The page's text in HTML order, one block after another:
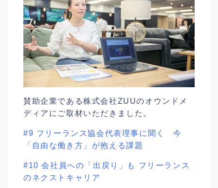
賛助企業である株式会社ZUUのオウンドメ
ディアにご取材いただきました。
#9 フリーランス協会代表理事に聞く 今
「自由な働き方」が抱える課題
#10 会社員への「出戻り」も フリーランス
のネクストキャリア